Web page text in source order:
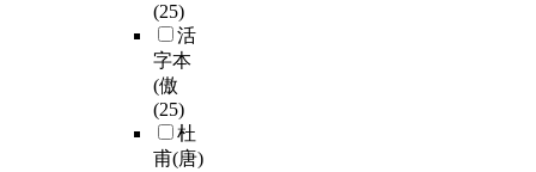
(25)
活
字本
(傲
(25)
杜
甫(唐)